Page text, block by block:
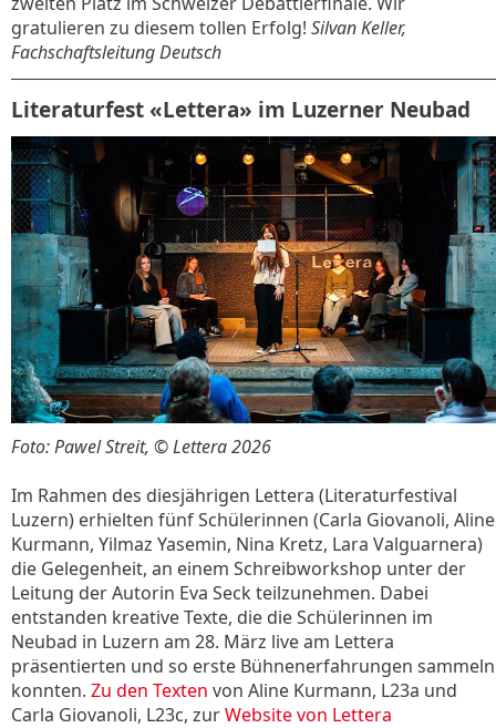
gratulieren zu diesem tollen Erfolg! Silvan Keller,
Fachschaftsleitung Deutsch
Literaturfest «Lettera» im Luzerner Neubad
Foto: Pawel Streit, © Lettera 2026
Im Rahmen des diesjährigen Lettera (Literaturfestival
Luzern) erhielten fünf Schülerinnen (Carla Giovanoli, Aline
Kurmann, Yilmaz Yasemin, Nina Kretz, Lara Valguarnera)
die Gelegenheit, an einem Schreibworkshop unter der
Leitung der Autorin Eva Seck teilzunehmen. Dabei
entstanden kreative Texte, die die Schülerinnen im
Neubad in Luzern am 28. März live am Lettera
präsentierten und so erste Bühnenerfahrungen sammeln
konnten. Zu den Texten von Aline Kurmann, L23a und
Carla Giovanoli, L23c, zurWebsite von Lettera